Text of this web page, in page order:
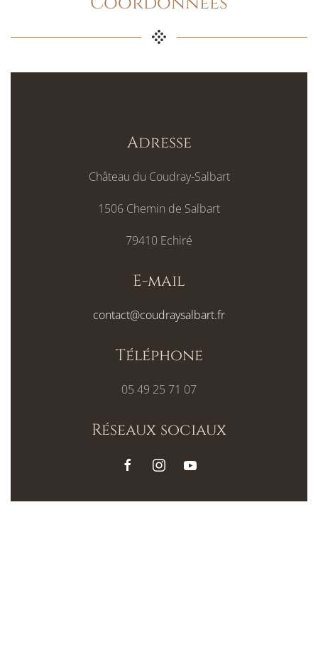
Adresse
Château du Coudray-Salbart
1506 Chemin de Salbart
79410 Echiré
E-mail
contact@coudraysalbart.fr
Téléphone
05 49 25 71 07
Réseaux sociaux